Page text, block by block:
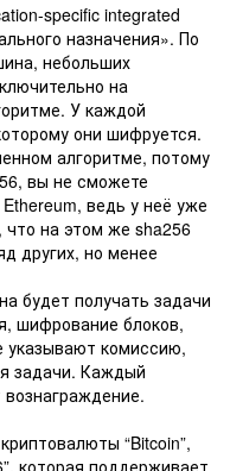
specific integrated
назначения». По
небольших
на
У каждой
они шифруется.
алгоритме, потому
вы не сможете
ведь у неё уже
что на этом же sha256
других, но менее
будет получать задачи
шифрование блоков,
указывают комиссию,
задачи. Каждый
вознаграждение.
“Bitcoin”,
которая поддерживает